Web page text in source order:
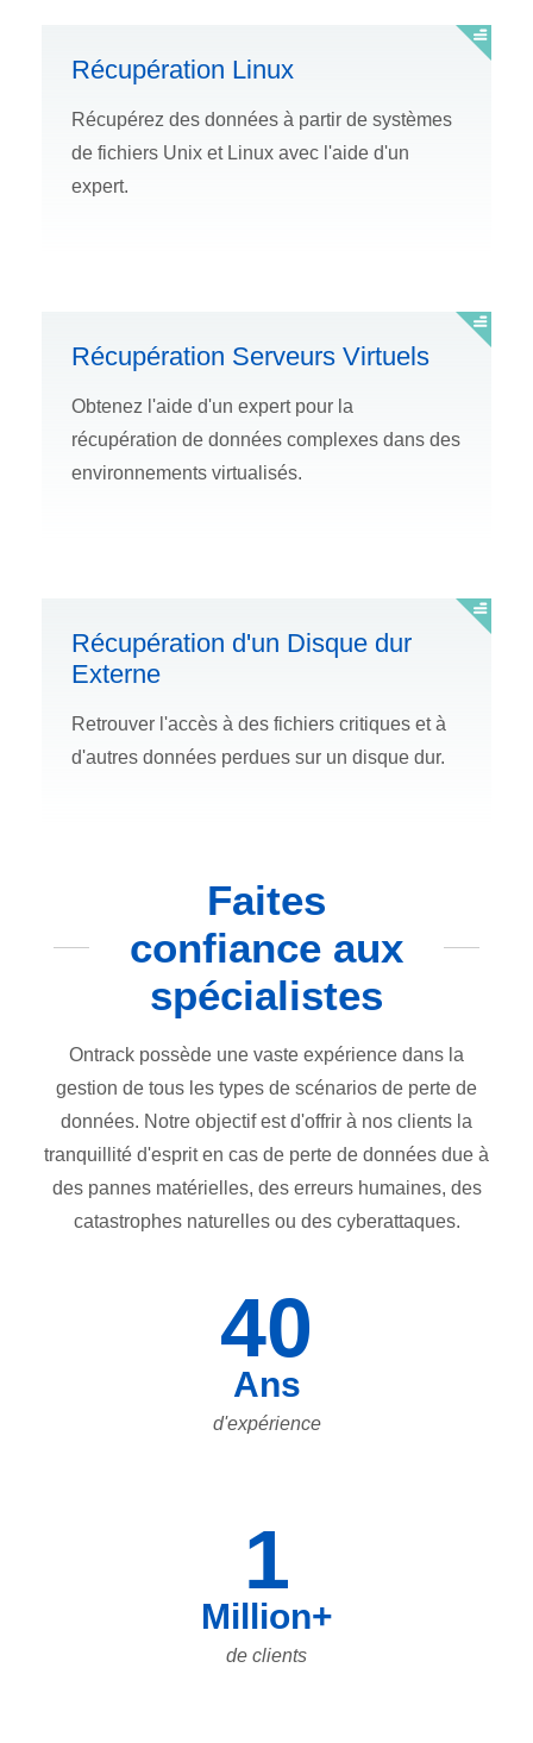
Récupération Linux
Récupérez des données à partir de systèmes
de fichiers Unix et Linux avec l'aide d'un
expert.
Récupération Serveurs Virtuels
Obtenez l'aide d'un expert pour la
récupération de données complexes dans des
environnements virtualisés.
Récupération d'un Disque dur
Externe
Retrouver l'accès à des fichiers critiques et à
d'autres données perdues sur un disque dur.
Faites
confiance aux
spécialistes
Ontrack possède une vaste expérience dans la
gestion de tous les types de scénarios de perte de
données. Notre objectif est d'offrir à nos clients la
tranquillité d'esprit en cas de perte de données due à
des pannes matérielles, des erreurs humaines, des
catastrophes naturelles ou des cyberattaques.
40
Ans
d'expérience
1
Million+
de clients